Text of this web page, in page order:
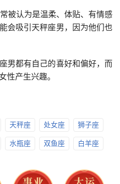
被认为是温柔、体贴、有情感
会吸引天秤座男，因为他们也
男都有自己的喜好和偏好，而
性产生兴趣。
天秤座 处女座 狮子座
水瓶座 双鱼座 白羊座